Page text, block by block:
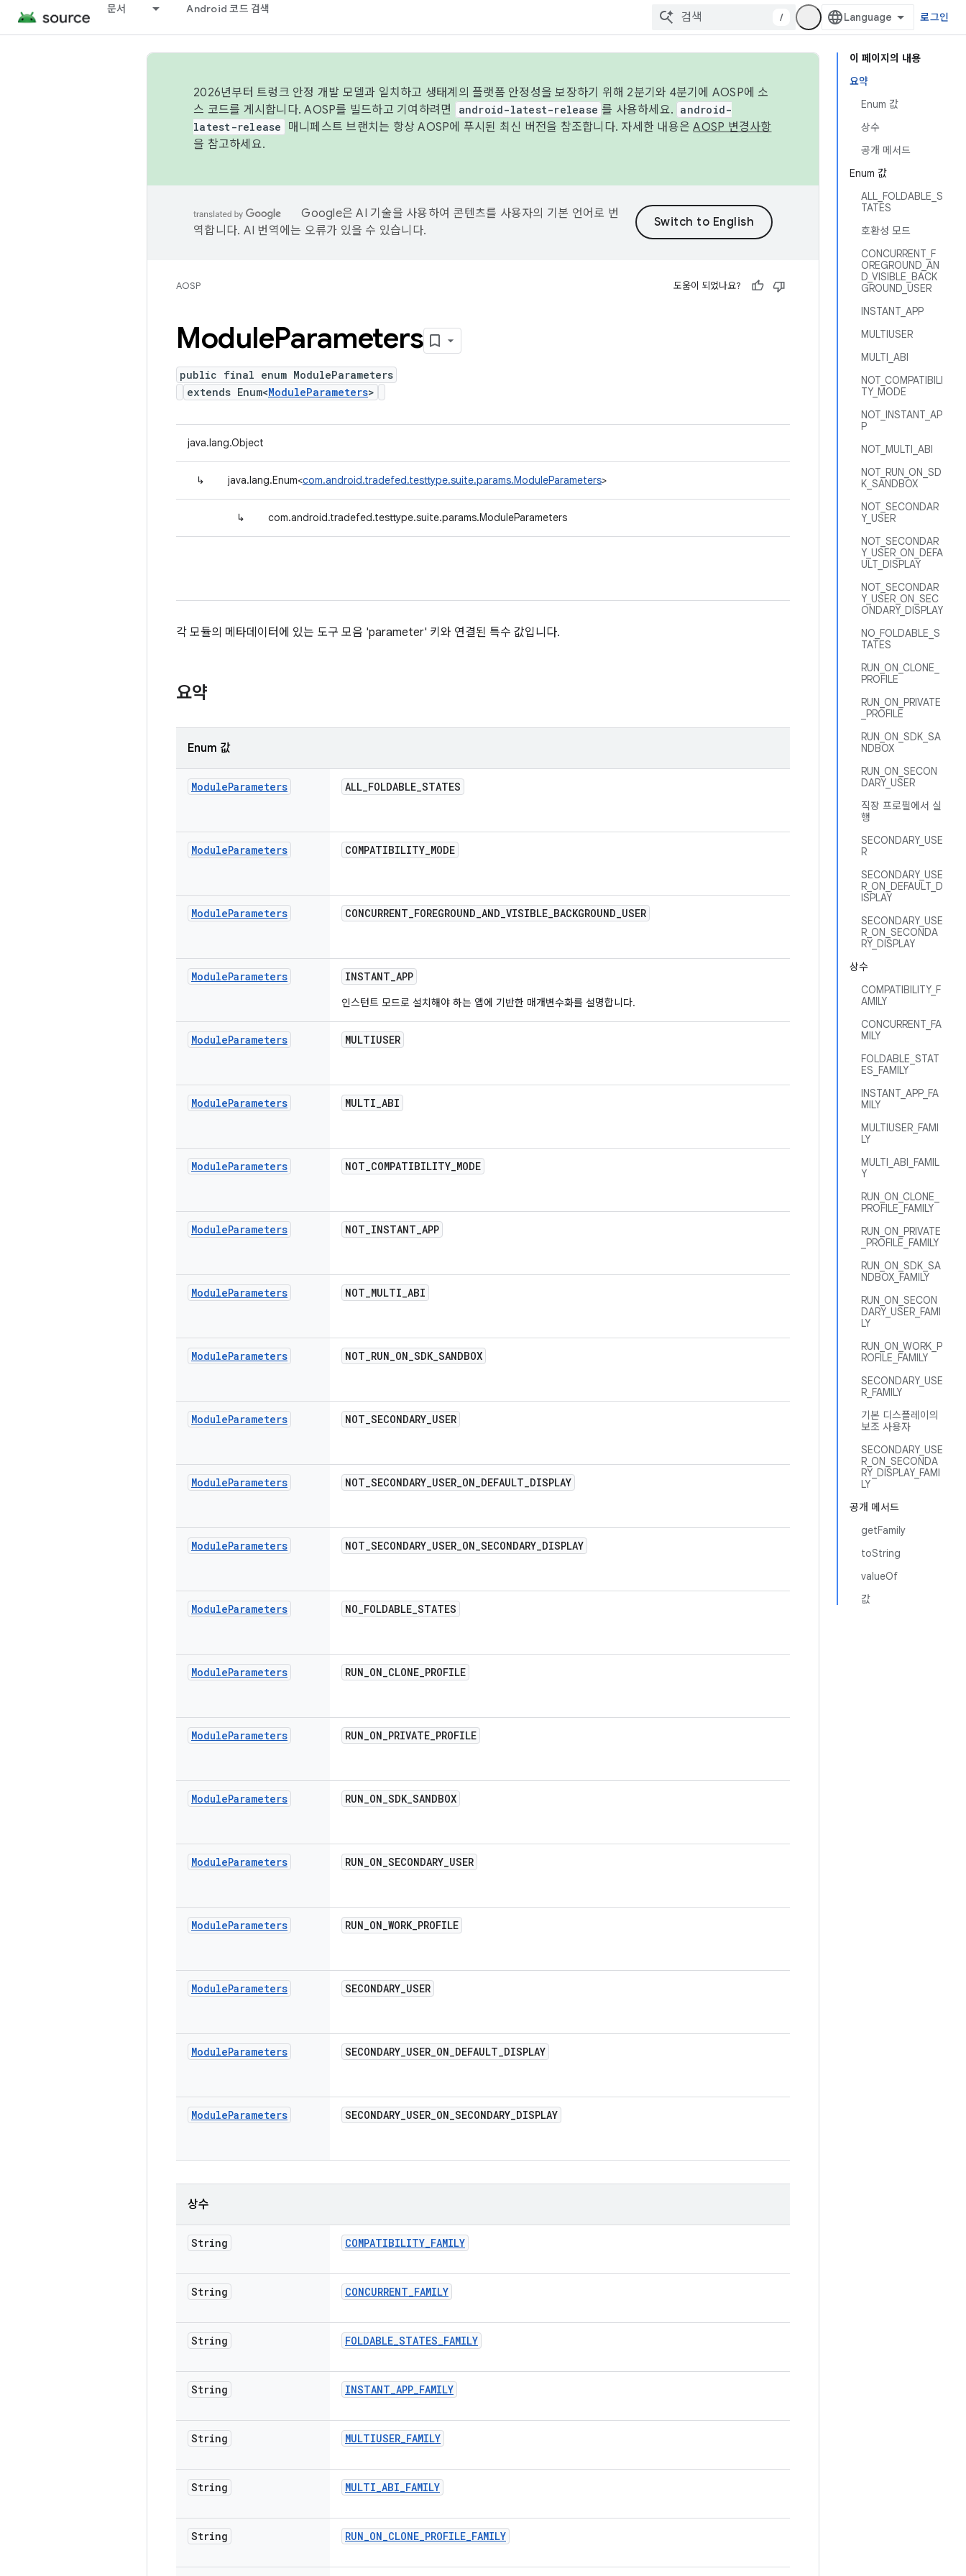
문서 Android 코드 검색
/ 로그인
이 페이지의 내용
요약
Enum 값
상수
공개 메서드
Enum 값
ALL_FOLDABLE_S
TATES
호환성 모드
CONCURRENT_F
OREGROUND_AN
D_VISIBLE_BACK
GROUND_USER
INSTANT_APP
MULTIUSER
MULTI_ABI
NOT_COMPATIBILI
TY_MODE
NOT_INSTANT_AP
P
NOT_MULTI_ABI
NOT_RUN_ON_SD
K_SANDBOX
NOT_SECONDAR
Y_USER
NOT_SECONDAR
Y_USER_ON_DEFA
ULT_DISPLAY
NOT_SECONDAR
Y_USER_ON_SEC
ONDARY_DISPLAY
NO_FOLDABLE_S
TATES
RUN_ON_CLONE_
PROFILE
RUN_ON_PRIVATE
_PROFILE
RUN_ON_SDK_SA
NDBOX
RUN_ON_SECON
DARY_USER
직장 프로필에서 실
행
SECONDARY_USE
R
SECONDARY_USE
R_ON_DEFAULT_D
ISPLAY
SECONDARY_USE
R_ON_SECONDA
RY_DISPLAY
상수
COMPATIBILITY_F
AMILY
CONCURRENT_FA
MILY
FOLDABLE_STAT
ES_FAMILY
INSTANT_APP_FA
MILY
MULTIUSER_FAMI
LY
MULTI_ABI_FAMIL
Y
RUN_ON_CLONE_
PROFILE_FAMILY
RUN_ON_PRIVATE
_PROFILE_FAMILY
RUN_ON_SDK_SA
NDBOX_FAMILY
RUN_ON_SECON
DARY_USER_FAMI
LY
RUN_ON_WORK_P
ROFILE_FAMILY
SECONDARY_USE
R_FAMILY
기본 디스플레이의
보조 사용자
SECONDARY_USE
R_ON_SECONDA
RY_DISPLAY_FAMI
LY
공개 메서드
getFamily
toString
valueOf
값
2026년부터 트렁크 안정 개발 모델과 일치하고 생태계의 플랫폼 안정성을 보장하기 위해 2분기와 4분기에 AOSP에 소
스 코드를 게시합니다. AOSP를 빌드하고 기여하려면
android-latest-release 를 사용하세요. android-
latest-release
매니페스트 브랜치는 항상 AOSP에 푸시된 최신 버전을 참조합니다. 자세한 내용은AOSP 변경사항
을 참고하세요.
Google은 AI 기술을 사용하여 콘텐츠를 사용자의 기본 언어로 번
역합니다. AI 번역에는 오류가 있을 수 있습니다.
AOSP 도움이 되었나요?
ModuleParameters
public final enum ModuleParameters
extends Enum<ModuleParameters>
java.lang.Object
↳ java.lang.Enum<com.android.tradefed.testtype.suite.params.ModuleParameters>
↳ com.android.tradefed.testtype.suite.params.ModuleParameters
각 모듈의 메타데이터에 있는 도구 모음 'parameter' 키와 연결된 특수 값입니다.
요약
Enum 값
ModuleParameters ALL_FOLDABLE_STATES
ModuleParameters COMPATIBILITY_MODE
ModuleParameters CONCURRENT_FOREGROUND_AND_VISIBLE_BACKGROUND_USER
ModuleParameters INSTANT_APP
인스턴트 모드로 설치해야 하는 앱에 기반한 매개변수화를 설명합니다.
ModuleParameters MULTIUSER
ModuleParameters MULTI_ABI
ModuleParameters NOT_COMPATIBILITY_MODE
ModuleParameters NOT_INSTANT_APP
ModuleParameters NOT_MULTI_ABI
ModuleParameters NOT_RUN_ON_SDK_SANDBOX
ModuleParameters NOT_SECONDARY_USER
ModuleParameters NOT_SECONDARY_USER_ON_DEFAULT_DISPLAY
ModuleParameters NOT_SECONDARY_USER_ON_SECONDARY_DISPLAY
ModuleParameters NO_FOLDABLE_STATES
ModuleParameters RUN_ON_CLONE_PROFILE
ModuleParameters RUN_ON_PRIVATE_PROFILE
ModuleParameters RUN_ON_SDK_SANDBOX
ModuleParameters RUN_ON_SECONDARY_USER
ModuleParameters RUN_ON_WORK_PROFILE
ModuleParameters SECONDARY_USER
ModuleParameters SECONDARY_USER_ON_DEFAULT_DISPLAY
ModuleParameters SECONDARY_USER_ON_SECONDARY_DISPLAY
상수
String COMPATIBILITY_FAMILY
String CONCURRENT_FAMILY
String FOLDABLE_STATES_FAMILY
String INSTANT_APP_FAMILY
String MULTIUSER_FAMILY
String MULTI_ABI_FAMILY
String RUN_ON_CLONE_PROFILE_FAMILY